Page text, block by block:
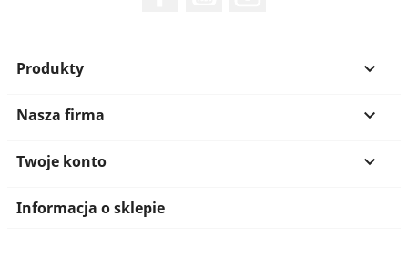
Produkty 
Nasza firma 
Twoje konto 
Informacja o sklepie